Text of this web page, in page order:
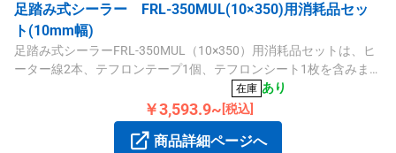
足踏み式シーラー FRL-350MUL(10×350)用消耗品セッ
ト(10mm幅)
足踏み式シーラーFRL-350MUL（10×350）用消耗品セットは、ヒ
ーター線2本、テフロンテープ1個、テフロンシート1枚を含みま
す。10mm幅タイプで交換やメンテナンスに便利です。
在庫 あり
￥3,593.9~ [税込]
商品詳細ページへ